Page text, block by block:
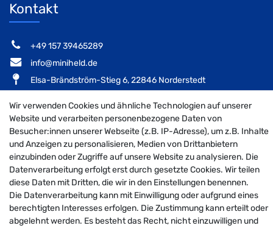
Kontakt
‭+49 157 39465289‬
info@miniheld.de
Elsa-Brändström-Stieg 6, 22846 Norderstedt
MiniHeld B2B auf Facebook
MiniHeld B2B auf Instagram!
MiniHeld B2B auf Pintarest
| Design by neoprisma
Alle Preise inkl. MwSt., zzgl. Versandkosten
Wir verwenden Cookies und ähnliche Technologien auf unserer
Website und verarbeiten personenbezogene Daten von
Besucher:innen unserer Webseite (z.B. IP-Adresse), um z.B. Inhalte
und Anzeigen zu personalisieren, Medien von Drittanbietern
einzubinden oder Zugriffe auf unsere Website zu analysieren. Die
Datenverarbeitung erfolgt erst durch gesetzte Cookies. Wir teilen
diese Daten mit Dritten, die wir in den Einstellungen benennen.
Die Datenverarbeitung kann mit Einwilligung oder aufgrund eines
berechtigten Interesses erfolgen. Die Zustimmung kann erteilt oder
abgelehnt werden. Es besteht das Recht, nicht einzuwilligen und